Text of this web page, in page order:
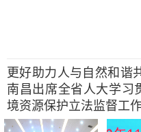
更好助力人与自然和谐
南昌出席全省人大学习
境资源保护立法监督工